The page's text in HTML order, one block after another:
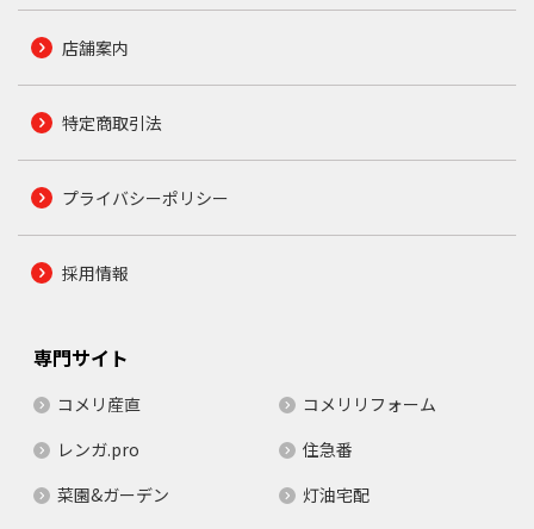
店舗案内
特定商取引法
プライバシーポリシー
採用情報
専門サイト
コメリ産直
コメリリフォーム
レンガ.pro
住急番
菜園&ガーデン
灯油宅配